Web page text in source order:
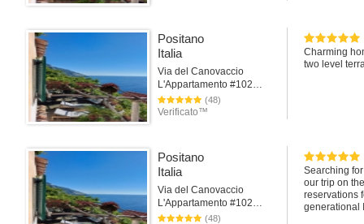
Positano
Italia
Via del Canovaccio
L'Appartamento #102Positano
(48)
Verificato™
Charming
two level
Positano
Italia
Via del Canovaccio
L'Appartamento #102Positano
(48)
Searching
our trip on
reservations
generational